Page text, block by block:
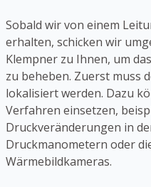
Sobald wir von einem
erhalten, schicken wir
Klempner zu Ihnen, um
zu beheben. Zuerst muss
lokalisiert werden. Dazu
Verfahren einsetzen,
Druckveränderungen in
Druckmanometern oder
Wärmebildkameras.